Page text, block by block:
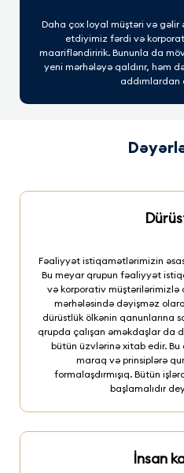
Daha çox loyal müştəri və gəlir
etdiyimiz fərdi və
maarifləndiririk. Bununla da
yeni mərhələyə qaldırır, həm
addımlardan
Fəaliyyət istiqamətlərimizin
Bu meyar qrupun fəaliyyət
və korporativ müştərilərimizlə
mərhələsində dəyişməz
dürüstlük ölkənin qanunlarına
qrupda çalışan əməkdaşlar da
bütün üzvlərinə xitab edir. Bu
maraq və prinsiplərə
formalaşdırmışıq. Bütün
başlamalıdır
İnsan